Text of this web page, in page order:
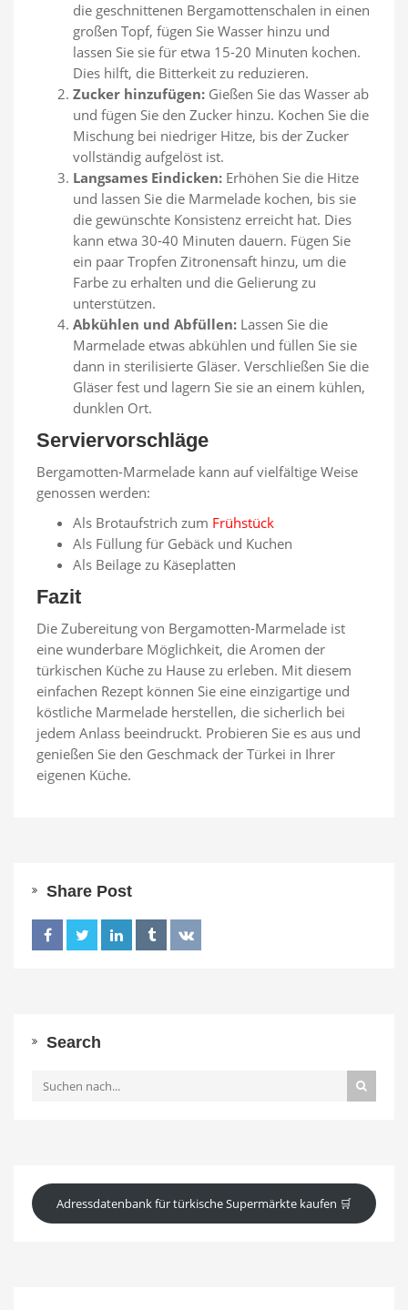
die geschnittenen Bergamottenschalen in einen
großen Topf, fügen Sie Wasser hinzu und
lassen Sie sie für etwa 15-20 Minuten kochen.
Dies hilft, die Bitterkeit zu reduzieren.
Zucker hinzufügen: Gießen Sie das Wasser ab
und fügen Sie den Zucker hinzu. Kochen Sie die
Mischung bei niedriger Hitze, bis der Zucker
vollständig aufgelöst ist.
Langsames Eindicken: Erhöhen Sie die Hitze
und lassen Sie die Marmelade kochen, bis sie
die gewünschte Konsistenz erreicht hat. Dies
kann etwa 30-40 Minuten dauern. Fügen Sie
ein paar Tropfen Zitronensaft hinzu, um die
Farbe zu erhalten und die Gelierung zu
unterstützen.
Abkühlen und Abfüllen: Lassen Sie die
Marmelade etwas abkühlen und füllen Sie sie
dann in sterilisierte Gläser. Verschließen Sie die
Gläser fest und lagern Sie sie an einem kühlen,
dunklen Ort.
Serviervorschläge
Bergamotten-Marmelade kann auf vielfältige Weise
genossen werden:
Als Brotaufstrich zum Frühstück
Als Füllung für Gebäck und Kuchen
Als Beilage zu Käseplatten
Fazit
Die Zubereitung von Bergamotten-Marmelade ist
eine wunderbare Möglichkeit, die Aromen der
türkischen Küche zu Hause zu erleben. Mit diesem
einfachen Rezept können Sie eine einzigartige und
köstliche Marmelade herstellen, die sicherlich bei
jedem Anlass beeindruckt. Probieren Sie es aus und
genießen Sie den Geschmack der Türkei in Ihrer
eigenen Küche.
Share Post
Search
Adressdatenbank für türkische Supermärkte kaufen 🛒